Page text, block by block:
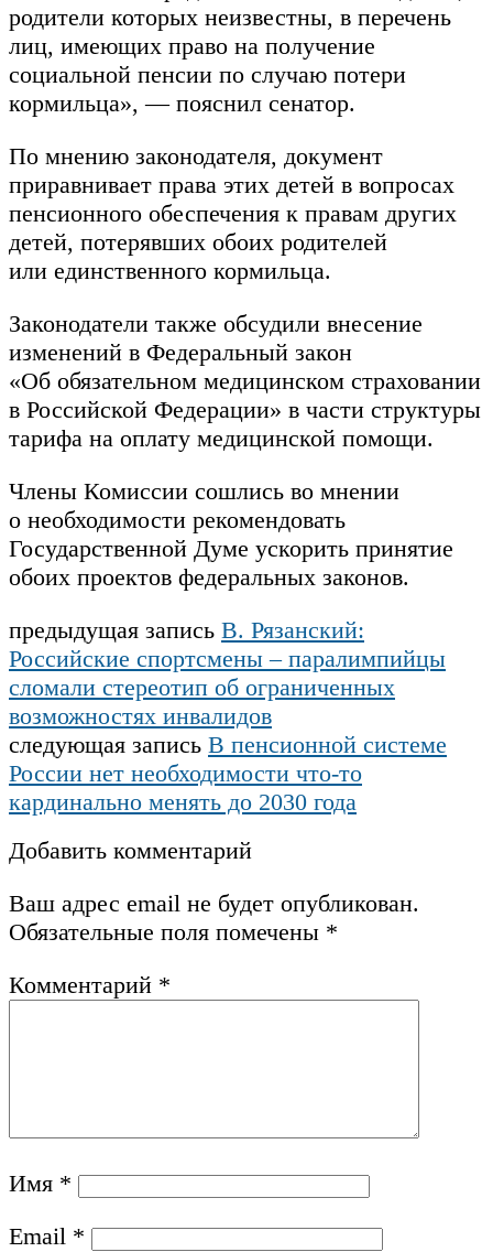
родители которых неизвестны, в перечень
лиц, имеющих право на получение
социальной пенсии по случаю потери
кормильца», — пояснил сенатор.
По мнению законодателя, документ
приравнивает права этих детей в вопросах
пенсионного обеспечения к правам других
детей, потерявших обоих родителей
или единственного кормильца.
Законодатели также обсудили внесение
изменений в Федеральный закон
«Об обязательном медицинском страховании
в Российской Федерации» в части структуры
тарифа на оплату медицинской помощи.
Члены Комиссии сошлись во мнении
о необходимости рекомендовать
Государственной Думе ускорить принятие
обоих проектов федеральных законов.
предыдущая запись В. Рязанский:
Российские спортсмены – паралимпийцы
сломали стереотип об ограниченных
возможностях инвалидов
следующая запись В пенсионной системе
России нет необходимости что‑то
кардинально менять до 2030 года
Добавить комментарий
Ваш адрес email не будет опубликован.
Обязательные поля помечены *
Комментарий *
Имя *
Email *